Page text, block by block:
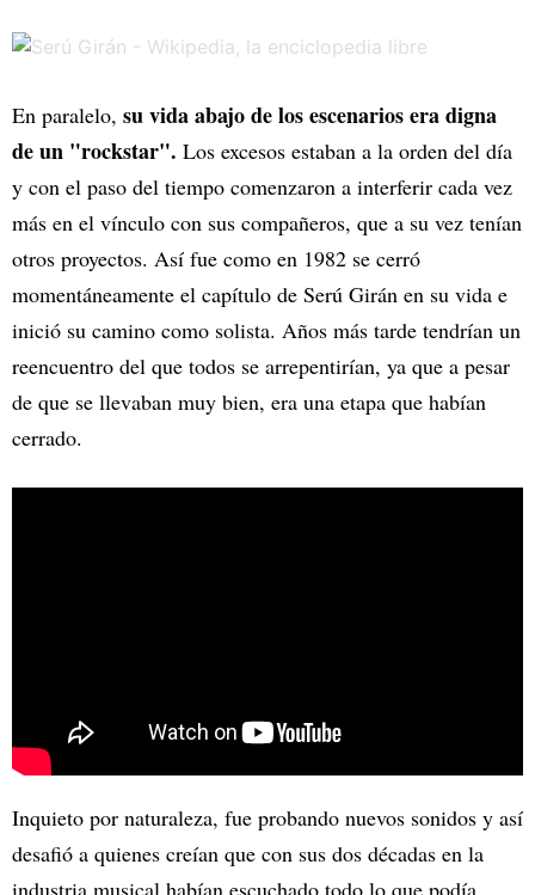
En paralelo, su vida abajo de los escenarios era digna
de un "rockstar". Los excesos estaban a la orden del día
y con el paso del tiempo comenzaron a interferir cada vez
más en el vínculo con sus compañeros, que a su vez tenían
otros proyectos. Así fue como en 1982 se cerró
momentáneamente el capítulo de Serú Girán en su vida e
inició su camino como solista. Años más tarde tendrían un
reencuentro del que todos se arrepentirían, ya que a pesar
de que se llevaban muy bien, era una etapa que habían
cerrado.
Inquieto por naturaleza, fue probando nuevos sonidos y así
desafió a quienes creían que con sus dos décadas en la
industria musical habían escuchado todo lo que podía